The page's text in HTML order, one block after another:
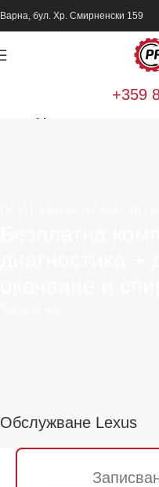
Варна, бул. Хр. Смирненски 159
+359
Обслужване Lexus